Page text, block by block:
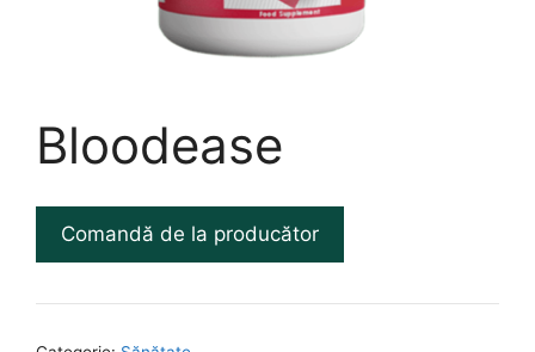
Bloodease
Comandă de la producător